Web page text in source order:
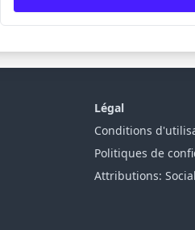
Légal
Conditions
Politiques de
Attributions: